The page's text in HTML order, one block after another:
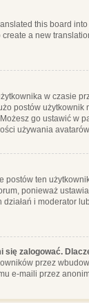
this board
a new
w czasie
postów
go ustawić w
używania
ten
ponieważ
i moderator
się zalogować.
przez
e-maili przez